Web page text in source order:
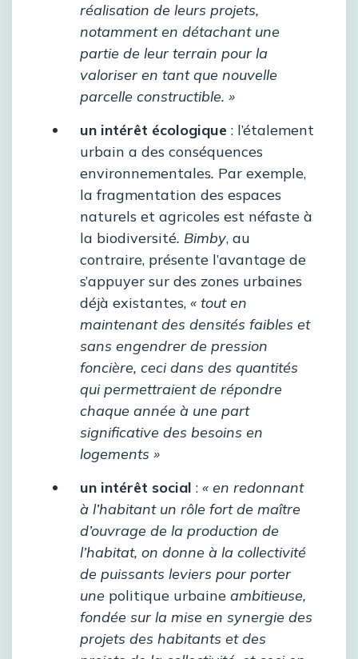
réalisation de leurs projets,
notamment en détachant une
partie de leur terrain pour la
valoriser en tant que nouvelle
parcelle constructible. »
un intérêt écologique : l’étalement
urbain a des conséquences
environnementales. Par exemple,
la fragmentation des espaces
naturels et agricoles est néfaste à
la biodiversité. Bimby, au
contraire, présente l’avantage de
s’appuyer sur des zones urbaines
déjà existantes, « tout en
maintenant des densités faibles et
sans engendrer de pression
foncière, ceci dans des quantités
qui permettraient de répondre
chaque année à une part
significative des besoins en
logements »
un intérêt social : « en redonnant
à l’habitant un rôle fort de maître
d’ouvrage de la production de
l’habitat, on donne à la collectivité
de puissants leviers pour porter
une politique urbaine ambitieuse,
fondée sur la mise en synergie des
projets des habitants et des